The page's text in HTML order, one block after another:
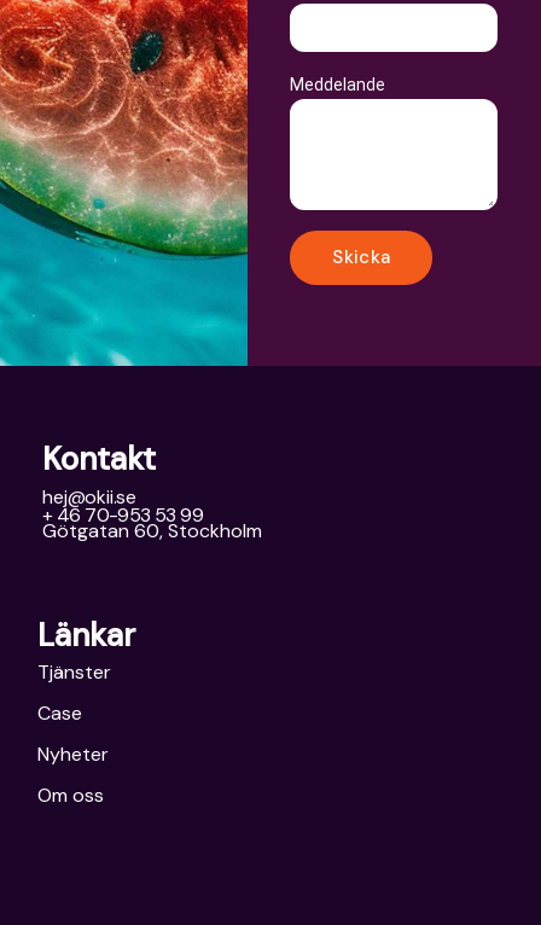
Meddelande
Skicka
Kontakt
hej@okii.se
+ 46 70-953 53 99
Götgatan 60, Stockholm
Länkar
Tjänster
Case
Nyheter
Om oss